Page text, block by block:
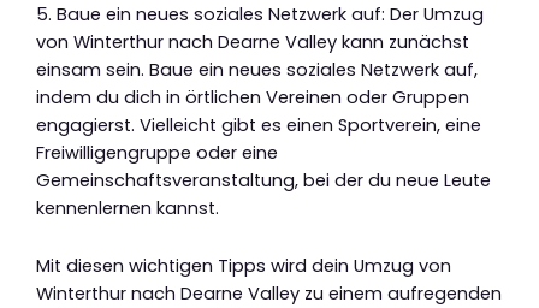
5. Baue ein neues soziales Netzwerk auf: Der Umzug
von Winterthur nach Dearne Valley kann zunächst
einsam sein. Baue ein neues soziales Netzwerk auf,
indem du dich in örtlichen Vereinen oder Gruppen
engagierst. Vielleicht gibt es einen Sportverein, eine
Freiwilligengruppe oder eine
Gemeinschaftsveranstaltung, bei der du neue Leute
kennenlernen kannst.
Mit diesen wichtigen Tipps wird dein Umzug von
Winterthur nach Dearne Valley zu einem aufregenden